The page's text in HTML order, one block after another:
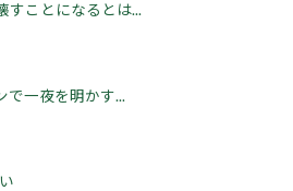
すことになるとは...
で一夜を明かす...